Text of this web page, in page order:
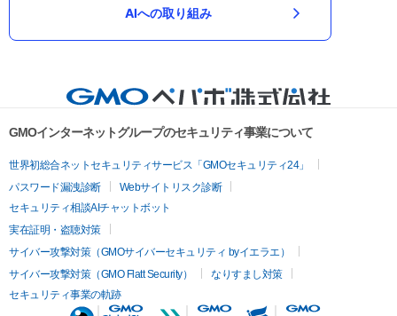
AIへの取り組み
GMOインターネットグループのセキュリティ事業について
世界初総合ネットセキュリティサービス「GMOセキュリティ24」
パスワード漏洩診断
Webサイトリスク診断
セキュリティ相談AIチャットボット
実在証明・盗聴対策
サイバー攻撃対策（GMOサイバーセキュリティ byイエラエ）
サイバー攻撃対策（GMO Flatt Security）
なりすまし対策
セキュリティ事業の軌跡